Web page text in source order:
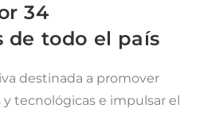
34
de todo el país
destinada a promover
tecnológicas e impulsar el